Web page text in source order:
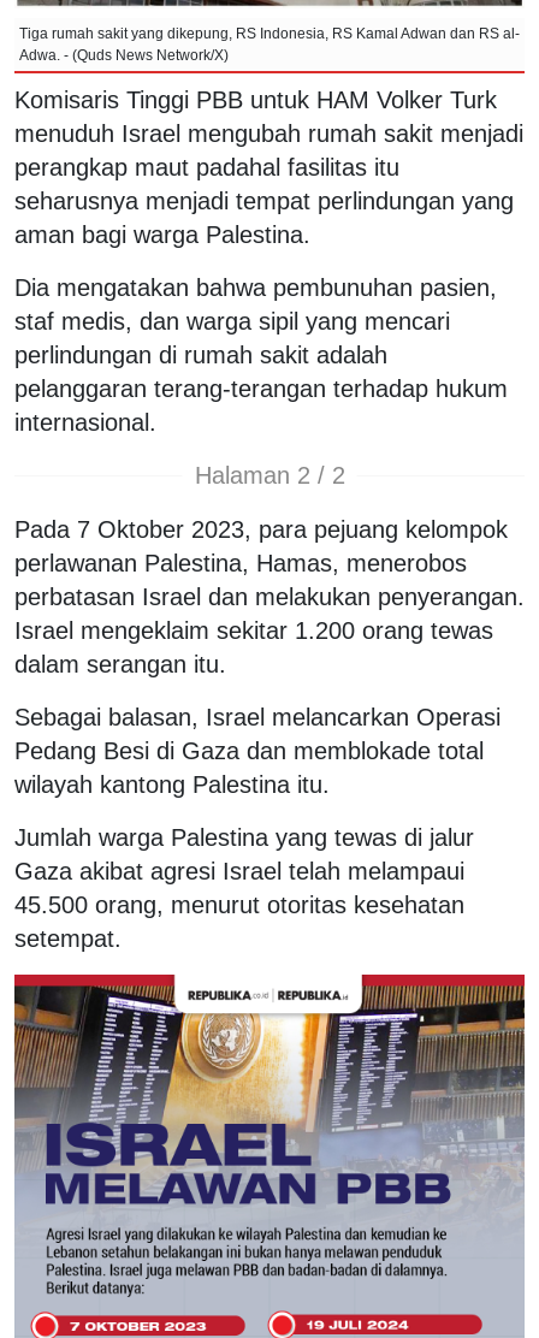
Tiga rumah sakit yang dikepung, RS Indonesia, RS Kamal Adwan dan RS al-
Adwa. - (Quds News Network/X)
Komisaris Tinggi PBB untuk HAM Volker Turk
menuduh Israel mengubah rumah sakit menjadi
perangkap maut padahal fasilitas itu
seharusnya menjadi tempat perlindungan yang
aman bagi warga Palestina.
Dia mengatakan bahwa pembunuhan pasien,
staf medis, dan warga sipil yang mencari
perlindungan di rumah sakit adalah
pelanggaran terang-terangan terhadap hukum
internasional.
Halaman 2 / 2
Pada 7 Oktober 2023, para pejuang kelompok
perlawanan Palestina, Hamas, menerobos
perbatasan Israel dan melakukan penyerangan.
Israel mengeklaim sekitar 1.200 orang tewas
dalam serangan itu.
Sebagai balasan, Israel melancarkan Operasi
Pedang Besi di Gaza dan memblokade total
wilayah kantong Palestina itu.
Jumlah warga Palestina yang tewas di jalur
Gaza akibat agresi Israel telah melampaui
45.500 orang, menurut otoritas kesehatan
setempat.